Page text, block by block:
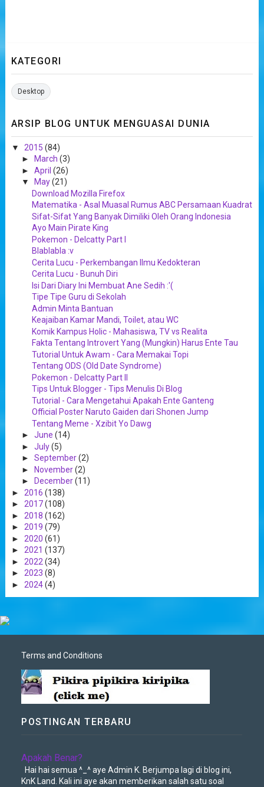
KATEGORI
Desktop
ARSIP BLOG UNTUK MENGUASAI DUNIA
▼ 2015 (84)
►
March (3)
► April (26)
▼
May(21)
Download Mozilla Firefox
Matematika - Asal Muasal Rumus ABC Persamaan Kuadrat
Sifat-Sifat Yang Banyak Dimiliki Oleh Orang Indonesia
Ayo Main Pirate King
Pokemon - Delcatty Part I
Blablabla :v
Cerita Lucu - Perkembangan Ilmu Kedokteran
Cerita Lucu - Bunuh Diri
Isi Dari Diary Ini Membuat Ane Sedih :'(
Tipe Tipe Guru di Sekolah
Admin Minta Bantuan
Keajaiban Kamar Mandi, Toilet, atau WC
Komik Kampus Holic - Mahasiswa, TV vs Realita
Fakta Tentang Introvert Yang (Mungkin) Harus Ente Tau
Tutorial Untuk Awam - Cara Memakai Topi
Tentang ODS (Old Date Syndrome)
Pokemon - Delcatty Part II
Tips Untuk Blogger - Tips Menulis Di Blog
Tutorial - Cara Mengetahui Apakah Ente Ganteng
Official Poster Naruto Gaiden dari Shonen Jump
Tentang Meme - Xzibit Yo Dawg
► June (14)
► July(5)
► September(2)
► November(2)
►
December(11)
► 2016 (138)
► 2017(108)
► 2018 (162)
► 2019 (79)
► 2020 (61)
► 2021 (137)
► 2022 (34)
► 2023 (8)
► 2024(4)
Terms and Conditions
POSTINGAN TERBARU
Apakah Benar?
Hai hai semua ^_^ aye Admin K. Berjumpa lagi di blog ini,
KnK Land. Kali ini aye akan memberikan salah satu soal